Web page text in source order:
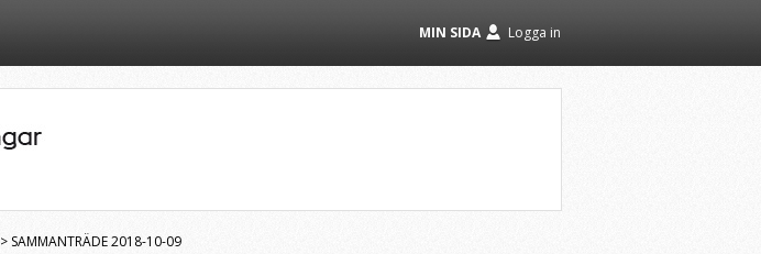
Logga in
MIN SIDA
> SAMMANTRÄDE 2018-10-09